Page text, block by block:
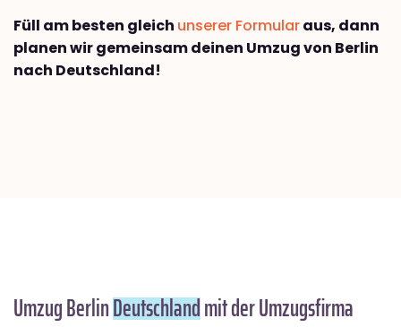
Füll am besten gleich unserer Formularaus, dann
planen wir gemeinsam deinen Umzug von Berlin
nach Deutschland!
Umzug BerlinDeutschlandmit der Umzugsfirma